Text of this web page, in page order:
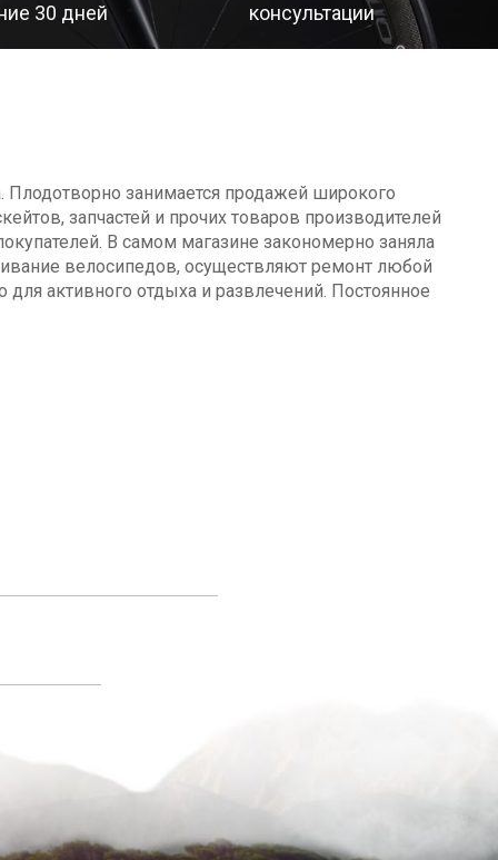
30 дней
консультации
Плодотворно занимается продажей широкого
запчастей и прочих товаров производителей
В самом магазине закономерно заняла
велосипедов, осуществляют ремонт любой
для активного отдыха и развлечений. Постоянное